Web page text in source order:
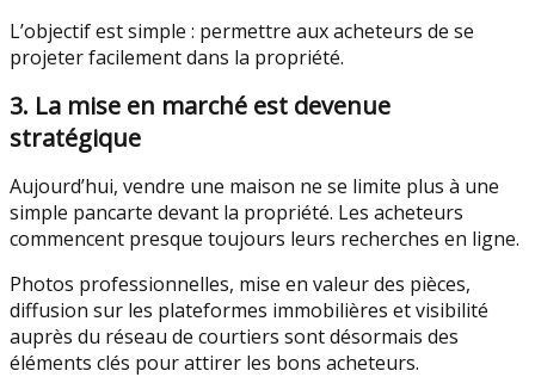
L’objectif est simple : permettre aux acheteurs de se
projeter facilement dans la propriété.
3. La mise en marché est devenue
stratégique
Aujourd’hui, vendre une maison ne se limite plus à une
simple pancarte devant la propriété. Les acheteurs
commencent presque toujours leurs recherches en ligne.
Photos professionnelles, mise en valeur des pièces,
diffusion sur les plateformes immobilières et visibilité
auprès du réseau de courtiers sont désormais des
éléments clés pour attirer les bons acheteurs.